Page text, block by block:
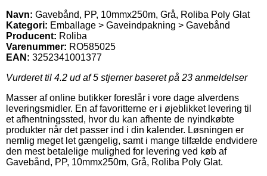
Navn: Gavebånd, PP, 10mmx250m, Grå, Roliba Poly Glat
Kategori: Emballage > Gaveindpakning > Gavebånd
Producent: Roliba
Varenummer: RO585025
EAN: 3252341001377
Vurderet til 4.2 ud af 5 stjerner baseret på 23 anmeldelser
Masser af online butikker foreslår i vore dage alverdens
leveringsmidler. En af favoritterne er i øjeblikket levering til
et afhentningssted, hvor du kan afhente de nyindkøbte
produkter når det passer ind i din kalender. Løsningen er
nemlig meget let gængelig, samt i mange tilfælde endvidere
den mest betalelige mulighed for levering ved køb af
Gavebånd, PP, 10mmx250m, Grå, Roliba Poly Glat.